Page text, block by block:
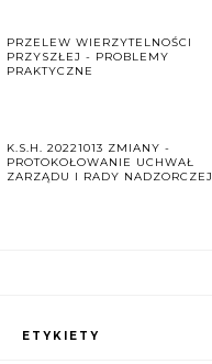
PRZELEW WIERZYTELNOŚCI
PRZYSZŁEJ - PROBLEMY
PRAKTYCZNE
K.S.H. 20221013 ZMIANY -
PROTOKOŁOWANIE UCHWAŁ
ZARZĄDU I RADY NADZORCZEJ
ETYKIETY